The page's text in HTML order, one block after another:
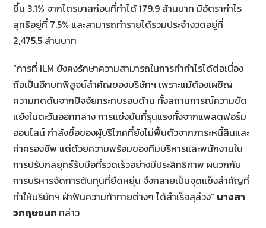
ขึ้น 3.1% จากไตรมาสก่อนที่ทำได้ 179.9 ล้านบาท มีอัตรากำไร
สุทธิอยู่ที่ 7.5% และสามารถทำรายได้รวมประจำงวดอยู่ที่
2,475.5 ล้านบาท
“การที่ ILM ยังคงรักษาความสามารถในการทำกำไรได้ต่อเนื่อง
ถือเป็นอีกบทพิสูจน์สำคัญของบริษัทฯ เพราะแม้ต้องเผชิญ
ความกดดันจากปัจจัยกระทบรอบด้าน ทั้งสถานการณ์ความขัด
แย้งในตะวันออกกลาง การแข่งขันที่รุนแรงทั้งจากแพลตฟอร์ม
ออนไลน์ กำลังซื้อของผู้บริโภคที่ยังไม่ฟื้นตัวจากภาระหนี้สินและ
ค่าครองชีพ แต่ด้วยความพร้อมของทีมบริหารและพนักงานใน
การปรับกลยุทธ์รับมือที่รวดเร็วอย่างมีประสิทธิภาพ ผนวกกับ
การบริหารจัดการต้นทุนที่ยืดหยุ่น จึงกลายเป็นจุดแข็งสำคัญที่
ทำให้บริษัทฯ ฝ่าฟันความท้าทายต่างๆ ได้สำเร็จลุล่วง” นางสา
วกฤษชนกกล่าว